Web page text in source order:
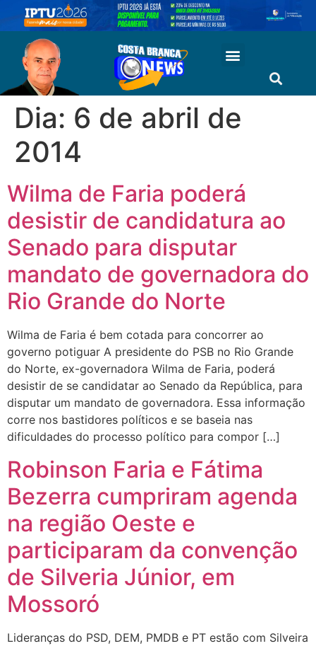
Dia: 6 de abril de
2014
Wilma de Faria poderá
desistir de candidatura ao
Senado para disputar
mandato de governadora do
Rio Grande do Norte
Wilma de Faria é bem cotada para concorrer ao
governo potiguar A presidente do PSB no Rio Grande
do Norte, ex-governadora Wilma de Faria, poderá
desistir de se candidatar ao Senado da República, para
disputar um mandato de governadora. Essa informação
corre nos bastidores políticos e se baseia nas
dificuldades do processo político para compor […]
Robinson Faria e Fátima
Bezerra cumpriram agenda
na região Oeste e
participaram da convenção
de Silveria Júnior, em
Mossoró
Lideranças do PSD, DEM, PMDB e PT estão com Silveira